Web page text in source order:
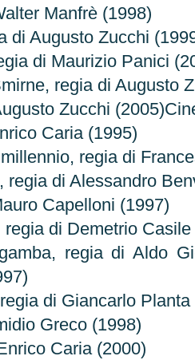
Manfrè (1998)
di Augusto Zucchi
di Maurizio Panici
regia di Augusto
Zucchi
Caria (1995)
regia di
regia di Alessandro
Capelloni (1997)
di Demetrio
regia di Aldo
di Giancarlo Planta
Greco (1998)
Caria (2000)